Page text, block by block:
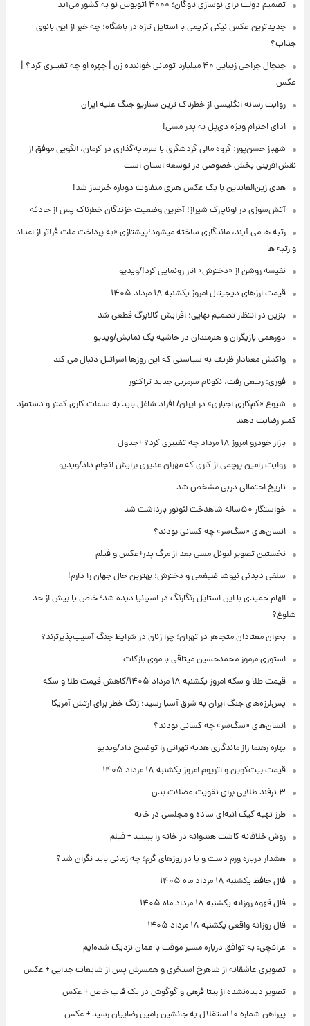
تصمیم دولت برای نوسازی ناوگان؛ ۴۰۰۰ اتوبوس نو به کشور می‌آید
جدیدترین عکس نیکی کریمی با استایل تازه در باشگاه؛ چه خبر از این بانوی
جذاب؟
جنجال جراحی زیبایی ۴۰ میلیارد تومانی خواننده زن | چهره او چه تغییری کرد؟ |
عکس
روایت رسانه انگلیسی از خطرناک ترین سناریو جنگ علیه ایران
ادای احترام ویژه دی‌پل به پدر مسی!
شهباز حسن‌پور: گروه مالی گردشگری با سرمایه‌گذاری در کرمان، الگویی موفق از
نقش‌آفرینی بخش خصوصی در توسعه استان است
هدی زین‌العابدین با یک عکس هنری متفاوت دوباره خبرساز شد!
آتش‌سوزی در لوناپارک شیراز؛ آخرین وضعیت خزندگان خطرناک پس از حادثه
رتبه ها می آیند، ماندگاری ساخته میشود؛پیشتازی «به پرداخت ملت فراتر از اعداد
و رتبه ها
نفیسه روشن از «دخترش» انار رونمایی کرد!/ویدیو
قیمت ارزهای دیجیتال امروز یکشنبه ۱۸ مرداد ۱۴۰۵
بنزین در انتظار تصمیم نهایی؛ افزایش کالابرگ قطعی شد
دورهمی بازیگران و هنرمندان در حاشیه یک نمایش/ویدیو
واکنش معنادار ظریف به سیاستی که این روزها اسرائیل دنبال می کند
فوری: ربیعی رفت، نکونام سرمربی جدید تراکتور
شیوع «کم‌کاری اجباری» در ایران/ افراد شاغل باید به ساعات کاری کمتر و دستمزد
کمتر رضایت دهند
بازار خودرو امروز ۱۸ مرداد چه تغییری کرد؟ +جدول
روایت رامین پرچمی از کاری که مهران مدیری برایش انجام داد/ویدیو
تاریخ احتمالی دربی مشخص شد
خواستگار ۵۰ساله شاهدخت لئونور بازداشت شد
انسان‌های «سگ‌سر» چه کسانی بودند؟
نخستین تصویر لیونل مسی بعد از مرگ پدر+عکس و فیلم
سلفی دیدنی نیوشا ضیغمی و دخترش؛ بهترین حال جهان را دارم!
الهام حمیدی با این استایل رنگارنگ در اسپانیا دیده شد؛ خاص یا بیش از حد
شلوغ؟
بحران معتادان متجاهر در تهران؛ چرا زنان در شرایط جنگ آسیب‌پذیرترند؟
استوری مرموز محمدحسین میثاقی با موی بازکات
قیمت طلا و سکه امروز یکشنبه ۱۸ مرداد ۱۴۰۵/کاهش قیمت طلا و سکه
پس‌لرزه‌های جنگ ایران به شرق آسیا رسید؛ زنگ خطر برای ارتش آمریکا
انسان‌های «سگ‌سر» چه کسانی بودند؟
بهاره رهنما راز ماندگاری هدیه تهرانی را توضیح داد/ویدیو
قیمت بیت‌کوین و اتریوم امروز یکشنبه ۱۸ مرداد ۱۴۰۵
۳ ترفند طلایی برای تقویت عضلات بدن
طرز تهیه کیک انبه‌ای ساده و مجلسی در خانه
روش خلاقانه کاشت هندوانه در خانه را ببینید + فیلم
هشدار درباره ورم دست و پا در روزهای گرم؛ چه زمانی باید نگران شد؟
فال حافظ یکشنبه ۱۸ مرداد ماه ۱۴۰۵
فال قهوه روزانه یکشنبه ۱۸ مرداد ماه ۱۴۰۵
فال روزانه واقعی یکشنبه ۱۸ مرداد ۱۴۰۵
عراقچی: به توافق درباره مسیر موقت با عمان نزدیک شده‌ایم
تصویری عاشقانه از شاهرخ استخری و همسرش پس از شایعات جدایی + عکس
تصویر دیده‌نشده از بیتا فرهی و گوگوش در یک قاب خاص + عکس
پیراهن شماره ۱۰ استقلال به جانشین رامین رضاییان رسید + عکس